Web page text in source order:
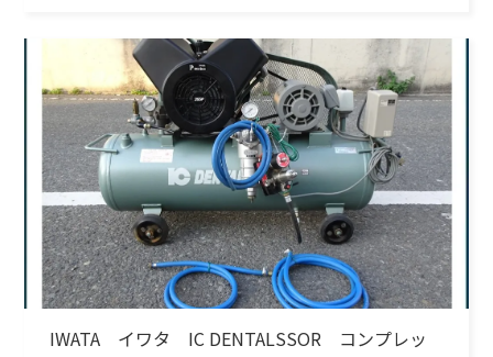
IWATA イワタ IC DENTALSSOR コンプレッ